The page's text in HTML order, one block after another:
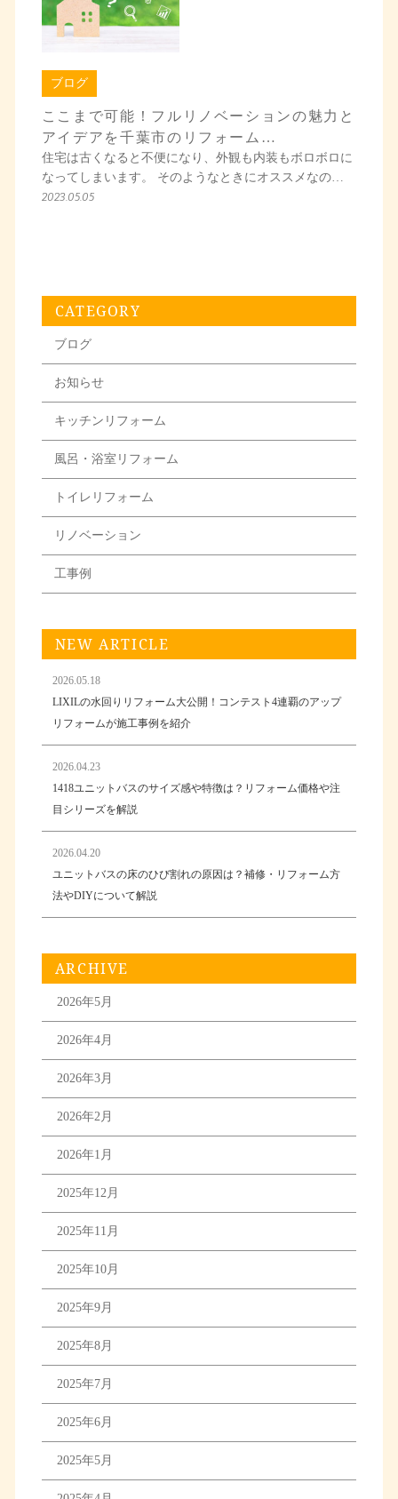
ブログ
ここまで可能！フルリノベーションの魅力と
アイデアを千葉市のリフォーム…
住宅は古くなると不便になり、外観も内装もボロボロに
なってしまいます。 そのようなときにオススメなの…
2023.05.05
CATEGORY
ブログ
お知らせ
キッチンリフォーム
風呂・浴室リフォーム
トイレリフォーム
リノベーション
工事例
NEW ARTICLE
2026.05.18
LIXILの水回りリフォーム大公開！コンテスト4連覇のアップ
リフォームが施工事例を紹介
2026.04.23
1418ユニットバスのサイズ感や特徴は？リフォーム価格や注
目シリーズを解説
2026.04.20
ユニットバスの床のひび割れの原因は？補修・リフォーム方
法やDIYについて解説
ARCHIVE
2026年5月
2026年4月
2026年3月
2026年2月
2026年1月
2025年12月
2025年11月
2025年10月
2025年9月
2025年8月
2025年7月
2025年6月
2025年5月